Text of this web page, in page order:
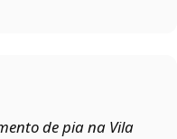
de pia na Vila